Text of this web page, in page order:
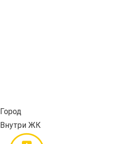
Город
Внутри ЖК